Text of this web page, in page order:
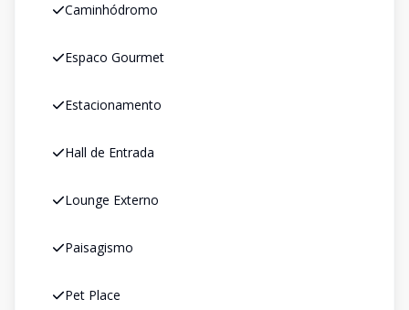
Caminhódromo
Espaco Gourmet
Estacionamento
Hall de Entrada
Lounge Externo
Paisagismo
Pet Place